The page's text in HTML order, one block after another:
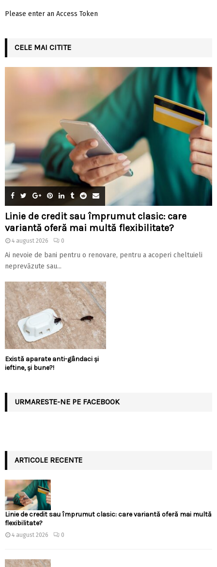
Please enter an Access Token
CELE MAI CITITE
Linie de credit sau împrumut clasic: care
variantă oferă mai multă flexibilitate?
4 august 2026 0
Ai nevoie de bani pentru o renovare, pentru a acoperi cheltuieli
neprevăzute sau...
Există aparate anti-gândaci și
ieftine, și bune?!
URMARESTE-NE PE FACEBOOK
ARTICOLE RECENTE
Linie de credit sau împrumut clasic: care variantă oferă mai multă
flexibilitate?
4 august 2026 0